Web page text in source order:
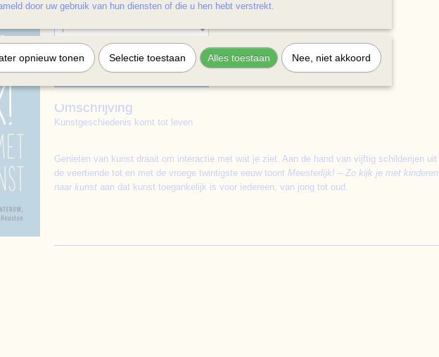
Aantal
IN WINKELWAGEN
Omschrijving
Kunstgeschiedenis komt tot leven
Genieten van kunst draait om interactie met wat je ziet. Aan de hand van vijftig schilderijen uit
de veertiende tot en met de vroege twintigste eeuw toont Meesterlijk! – Zo kijk je met kinderen
naar kunst aan dat kunst toegankelijk is voor iedereen, van jong tot oud.
door uw gebruik van hun diensten of die u hen hebt verstrekt.
opnieuw tonen Selectie toestaan Alles toestaan Nee, niet akkoord